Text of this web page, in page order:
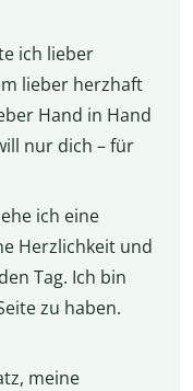
ich lieber
lieber herzhaft
Hand in Hand
nur dich – für
ich eine
Herzlichkeit und
Tag. Ich bin
zu haben.
meine